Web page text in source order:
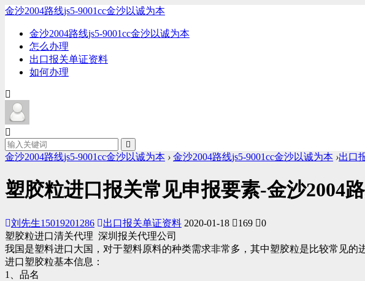
金沙2004路线js5-9001cc金沙以诚为本
金沙2004路线js5-9001cc金沙以诚为本
怎么办理
出口报关单证资料
如何办理
金沙2004路线js5-9001cc金沙以诚为本 › 金沙2004路线js5-9001cc金沙以诚为本 ›出口
塑胶粒进口报关常见申报要素-金沙2004
刘先生15019201286 出口报关单证资料 2020-01-18 169
0
塑胶粒进口清关代理 深圳报关代理公司
我国是塑料进口大国，对于塑料原料的种类需求非常多，其中塑胶粒是比较常见
进口塑胶粒基本信息：
1、品名